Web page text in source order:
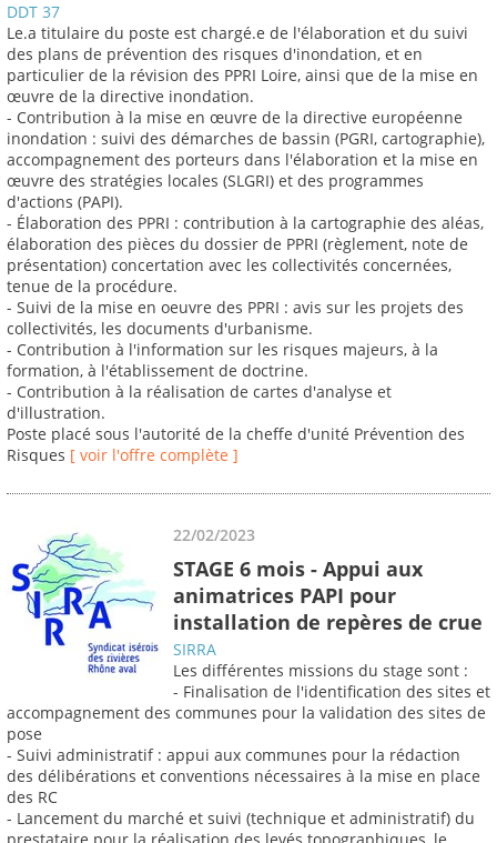
DDT 37
Le.a titulaire du poste est chargé.e de l'élaboration et du suivi
des plans de prévention des risques d'inondation, et en
particulier de la révision des PPRI Loire, ainsi que de la mise en
œuvre de la directive inondation.
- Contribution à la mise en œuvre de la directive européenne
inondation : suivi des démarches de bassin (PGRI, cartographie),
accompagnement des porteurs dans l'élaboration et la mise en
œuvre des stratégies locales (SLGRI) et des programmes
d'actions (PAPI).
- Élaboration des PPRI : contribution à la cartographie des aléas,
élaboration des pièces du dossier de PPRI (règlement, note de
présentation) concertation avec les collectivités concernées,
tenue de la procédure.
- Suivi de la mise en oeuvre des PPRI : avis sur les projets des
collectivités, les documents d'urbanisme.
- Contribution à l'information sur les risques majeurs, à la
formation, à l'établissement de doctrine.
- Contribution à la réalisation de cartes d'analyse et
d'illustration.
Poste placé sous l'autorité de la cheffe d'unité Prévention des
Risques [ voir l'offre complète ]
22/02/2023
STAGE 6 mois - Appui aux
animatrices PAPI pour
installation de repères de crue
SIRRA
Les différentes missions du stage sont :
- Finalisation de l'identification des sites et
accompagnement des communes pour la validation des sites de
pose
- Suivi administratif : appui aux communes pour la rédaction
des délibérations et conventions nécessaires à la mise en place
des RC
- Lancement du marché et suivi (technique et administratif) du